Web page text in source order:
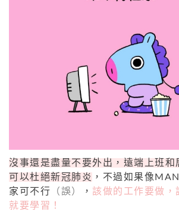
沒事還是盡量不要外出，遠端上班和
可以杜絕新冠肺炎 ，不過如果像
家可不行 （誤） ， 該做的工作要做，
就要學習！